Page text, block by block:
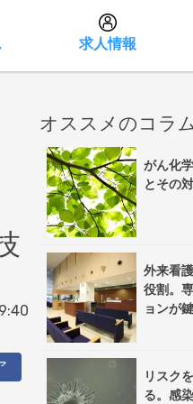
求人情報
オススメのコラ
がん化
とその
外来看
役割。
ョンが鍵
リスク
る。感